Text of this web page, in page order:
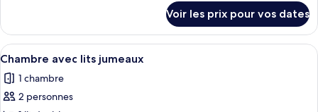
Chambre
Double
le
type
de
Chambre
Double
Voir les prix pour vos dates
Afficher
toutes
les
photos
Une chambre d’hôtel moderne avec
5
Chambre avec lits jumeaux
1 chambre
2 personnes